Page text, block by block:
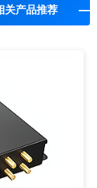
关产品推荐